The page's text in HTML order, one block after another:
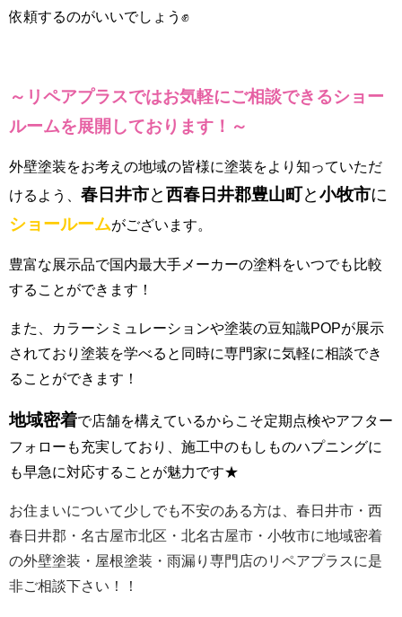
依頼するのがいいでしょう✊
～リペアプラスではお気軽にご相談できるショー
ルームを展開しております！～
外壁塗装をお考えの地域の皆様に塗装をより知っていただ
けるよう、 春日井市と西春日井郡豊山町と小牧市に
ショールームがございます。
豊富な展示品で国内最大手メーカーの塗料をいつでも比較
することができます！
また、カラーシミュレーションや塗装の豆知識POPが展示
されており塗装を学べると同時に専門家に気軽に相談でき
ることができます！
地域密着で店舗を構えているからこそ定期点検やアフター
フォローも充実しており、施工中のもしものハプニングに
も早急に対応することが魅力です★
お住まいについて少しでも不安のある方は、春日井市・西
春日井郡・名古屋市北区・北名古屋市・小牧市に地域密着
の外壁塗装・屋根塗装・雨漏り専門店のリペアプラスに是
非ご相談下さい！！